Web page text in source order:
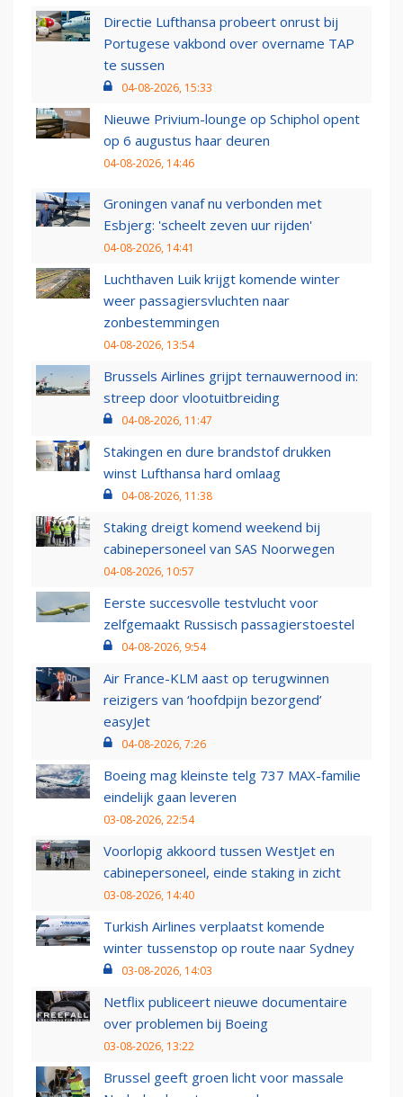
Directie Lufthansa probeert onrust bij
Portugese vakbond over overname TAP
te sussen
04-08-2026, 15:33
Nieuwe Privium-lounge op Schiphol opent
op 6 augustus haar deuren
04-08-2026, 14:46
Groningen vanaf nu verbonden met
Esbjerg: 'scheelt zeven uur rijden'
04-08-2026, 14:41
Luchthaven Luik krijgt komende winter
weer passagiersvluchten naar
zonbestemmingen
04-08-2026, 13:54
Brussels Airlines grijpt ternauwernood in:
streep door vlootuitbreiding
04-08-2026, 11:47
Stakingen en dure brandstof drukken
winst Lufthansa hard omlaag
04-08-2026, 11:38
Staking dreigt komend weekend bij
cabinepersoneel van SAS Noorwegen
04-08-2026, 10:57
Eerste succesvolle testvlucht voor
zelfgemaakt Russisch passagierstoestel
04-08-2026, 9:54
Air France-KLM aast op terugwinnen
reizigers van ‘hoofdpijn bezorgend’
easyJet
04-08-2026, 7:26
Boeing mag kleinste telg 737 MAX-familie
eindelijk gaan leveren
03-08-2026, 22:54
Voorlopig akkoord tussen WestJet en
cabinepersoneel, einde staking in zicht
03-08-2026, 14:40
Turkish Airlines verplaatst komende
winter tussenstop op route naar Sydney
03-08-2026, 14:03
Netflix publiceert nieuwe documentaire
over problemen bij Boeing
03-08-2026, 13:22
Brussel geeft groen licht voor massale